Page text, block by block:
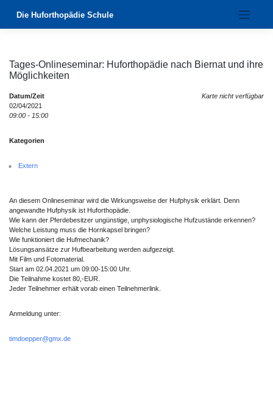
Die Huforthopädie Schule
Tages-Onlineseminar: Huforthopädie nach Biernat und ihre
Möglichkeiten
Karte nicht verfügbar
Datum/Zeit
02/04/2021
09:00 - 15:00
Kategorien
Extern
An diesem Onlineseminar wird die Wirkungsweise der Hufphysik erklärt. Denn
angewandte Hufphysik ist Huforthopädie.
Wie kann der Pferdebesitzer ungünstige, unphysiologische Hufzustände erkennen?
Welche Leistung muss die Hornkapsel bringen?
Wie funktioniert die Hufmechanik?
Lösungsansätze zur Hufbearbeitung werden aufgezeigt.
Mit Film und Fotomaterial.
Start am 02.04.2021 um 09:00-15:00 Uhr.
Die Teilnahme kostet 80,-EUR.
Jeder Teilnehmer erhält vorab einen Teilnehmerlink.
Anmeldung unter:
timdoepper@gmx.de